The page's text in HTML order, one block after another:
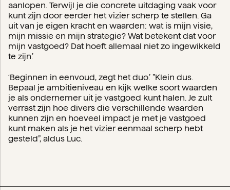
aanlopen. Terwijl je die concrete uitdaging vaak voor
kunt zijn door eerder het vizier scherp te stellen. Ga
uit van je eigen kracht en waarden: wat is mijn visie,
mijn missie en mijn strategie? Wat betekent dat voor
mijn vastgoed? Dat hoeft allemaal niet zo ingewikkeld
te zijn.’
‘Beginnen in eenvoud, zegt het duo.’ ”Klein dus.
Bepaal je ambitieniveau en kijk welke soort waarden
je als ondernemer uit je vastgoed kunt halen. Je zult
verrast zijn hoe divers die verschillende waarden
kunnen zijn en hoeveel impact je met je vastgoed
kunt maken als je het vizier eenmaal scherp hebt
gesteld”, aldus Luc.